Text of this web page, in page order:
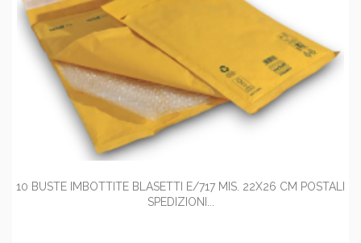
10 BUSTE IMBOTTITE BLASETTI E/717 MIS. 22X26 CM POSTALI
SPEDIZIONI...